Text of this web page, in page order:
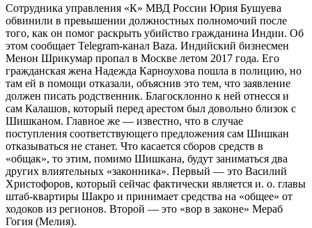
Сотрудника управления «К» МВД России Юрия Бушуева
обвинили в превышении должностных полномочий после
того, как он помог раскрыть убийство гражданина Индии. Об
этом сообщает Telegram-канал Baza. Индийский бизнесмен
Менон Шрикумар пропал в Москве летом 2017 года. Его
гражданская жена Надежда Карноухова пошла в полицию, но
там ей в помощи отказали, объяснив это тем, что заявление
должен писать родственник. Благосклонно к ней отнесся и
сам Калашов, который перед арестом был довольно близок с
Шишканом. Главное же — известно, что в случае
поступления соответствующего предложения сам Шишкан
отказываться не станет. Что касается сборов средств в
«общак», то этим, помимо Шишкана, будут заниматься два
других влиятельных «законника». Первый — это Василий
Христофоров, который сейчас фактически является и. о. главы
штаб-квартиры Шакро и принимает средства на «общее» от
ходоков из регионов. Второй — это «вор в законе» Мераб
Гогия (Мелия).